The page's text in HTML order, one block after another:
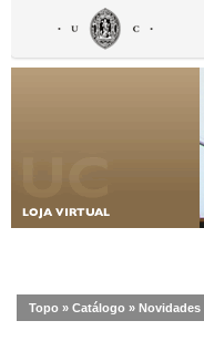
Topo » Catálogo » Novidades